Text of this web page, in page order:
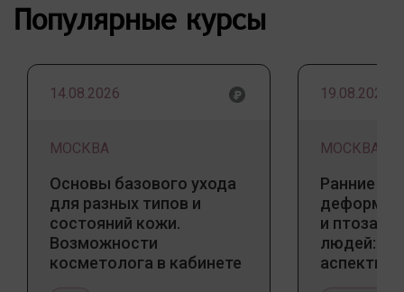
Популярные курсы
14.08.2026
МОСКВА
Основы базового ухода
для разных типов и
состояний кожи.
Возможности
косметолога в кабинете
19.08.2026
МОСКВА
Ранние
и птоза у
людей:
аспекты